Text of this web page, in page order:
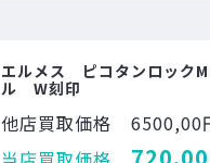
エルメス ピコタンロック
ル W刻印
他店買取価格
6500,00